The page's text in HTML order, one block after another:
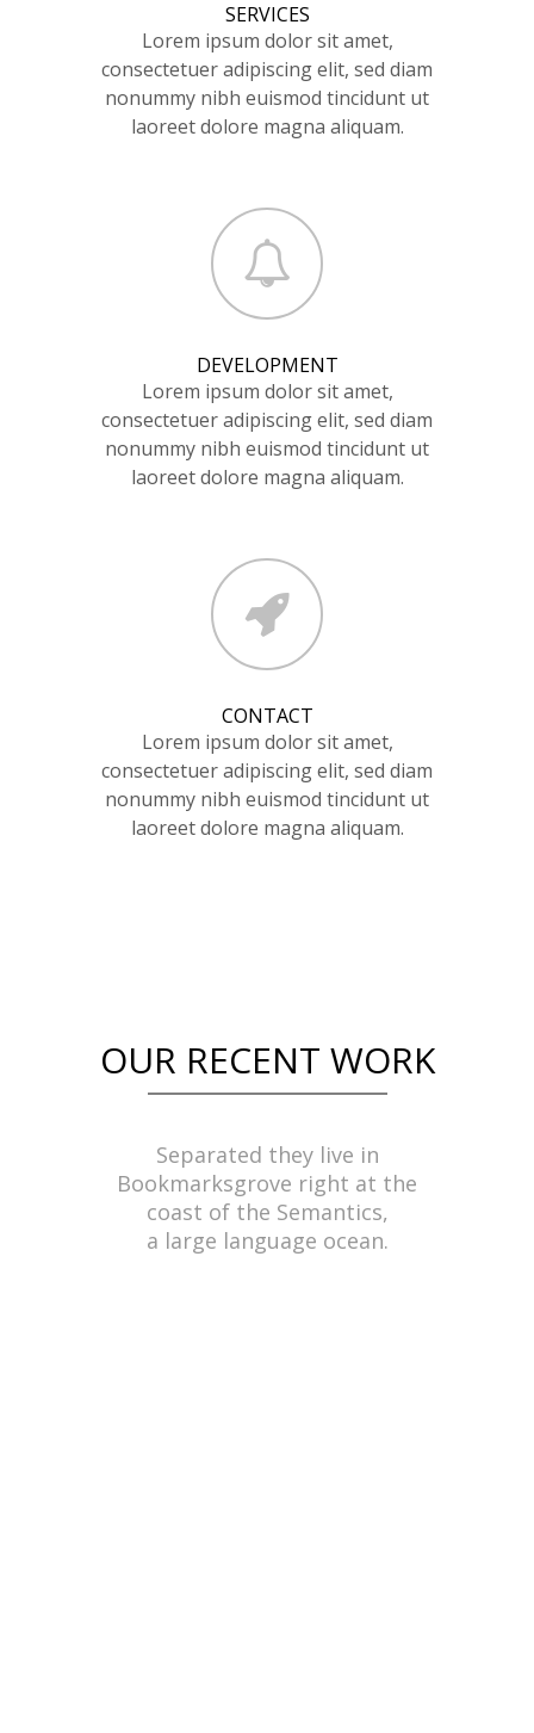
SERVICES
Lorem ipsum dolor sit amet,
consectetuer adipiscing elit, sed diam
nonummy nibh euismod tincidunt ut
laoreet dolore magna aliquam.
DEVELOPMENT
Lorem ipsum dolor sit amet,
consectetuer adipiscing elit, sed diam
nonummy nibh euismod tincidunt ut
laoreet dolore magna aliquam.
CONTACT
Lorem ipsum dolor sit amet,
consectetuer adipiscing elit, sed diam
nonummy nibh euismod tincidunt ut
laoreet dolore magna aliquam.
OUR RECENT WORK
Separated they live in
Bookmarksgrove right at the
coast of the Semantics,
a large language ocean.